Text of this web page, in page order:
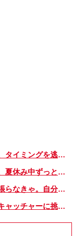
会話が広がらない、タイミングを逃す。人見知り主婦の美容院あるある【もちもち！おもちBOY・31】
開くのも恐ろしい、夏休み中ずっと放置していた絵の具パレット。ADHD母さんあるある「先送り」で悲劇！【うっかり母さんは発達障害・５】
お母さんだから頑張らなきゃ。自分のことはなんとでもなるって思っていたら【少し大変で、すっごく幸せ～ドラベ症候群の娘と心臓に毛の生えた母～・29】
【おうちでドームキャッチャーに挑戦だ】アンパンマン わくわくドームキャッチャー